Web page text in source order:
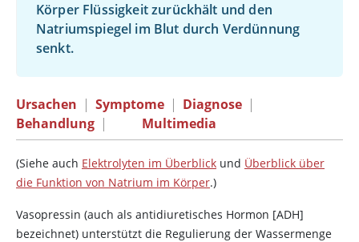
Körper Flüssigkeit zurückhält und den
Natriumspiegel im Blut durch Verdünnung
senkt.
Ursachen | Symptome | Diagnose |
Behandlung | Multimedia
(Siehe auch Elektrolyten im Überblick und Überblick über
die Funktion von Natrium im Körper.)
Vasopressin (auch als antidiuretisches Hormon [ADH]
bezeichnet) unterstützt die Regulierung der Wassermenge